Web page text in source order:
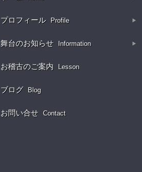
プロフィール Profile
舞台のお知らせ Information
お稽古のご案内 Lesson
ブログ Blog
お問い合せ Contact